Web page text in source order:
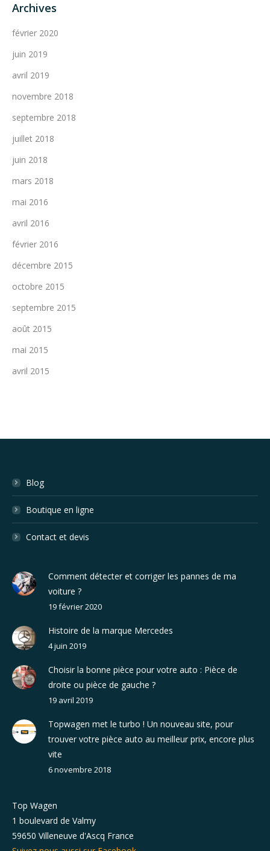
Archives
février 2020
juin 2019
avril 2019
novembre 2018
septembre 2018
juillet 2018
juin 2018
mars 2018
mai 2016
avril 2016
février 2016
décembre 2015
octobre 2015
septembre 2015
août 2015
mai 2015
avril 2015
Blog
Boutique en ligne
Contact et devis
Comment détecter et corriger les pannes de ma
voiture ?
19 février 2020
Histoire de la marque Mercedes
4 juin 2019
Choisir la bonne pièce pour votre auto : Pièce de
droite ou pièce de gauche ?
19 avril 2019
Topwagen met le turbo ! Un nouveau site, pour
trouver votre pièce auto au meilleur prix, encore plus
vite
6 novembre 2018
Top Wagen
1 boulevard de Valmy
59650 Villeneuve d'Ascq France